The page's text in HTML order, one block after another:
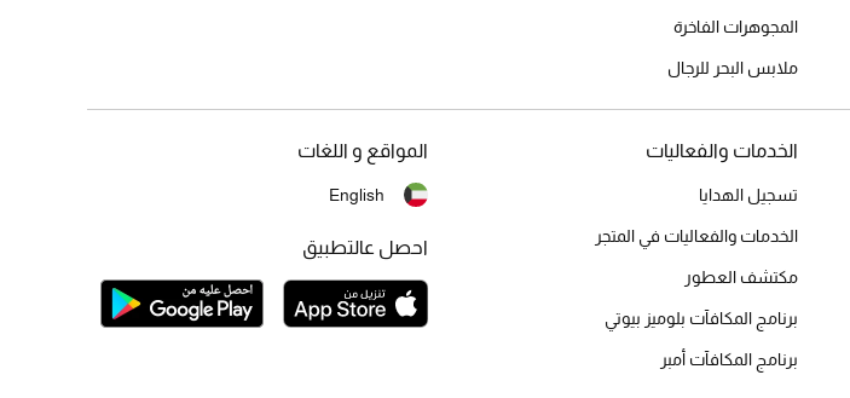
المجوهرات الفاخرة
ملابس البحر للرجال
الخدمات والفعاليات
تسجيل الهدايا
الخدمات والفعاليات في المتجر
مكتشف العطور
برنامج المكافآت بلوميز بيوتي
برنامج المكافآت أمبر
المواقع و اللغات
English
احصل عالتطبيق